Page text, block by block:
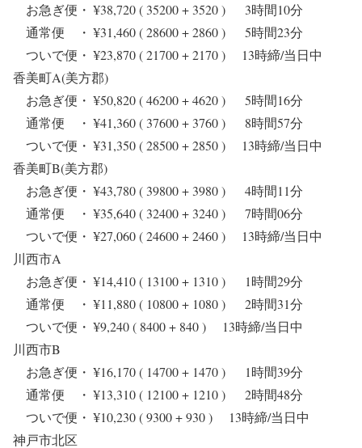
お急ぎ便・ ¥38,720 ( 35200 + 3520 ) 3時間10分
通常便 ・ ¥31,460 ( 28600 + 2860 ) 5時間23分
ついで便・ ¥23,870 ( 21700 + 2170 ) 13時締/当日中
香美町A(美方郡)
お急ぎ便・ ¥50,820 ( 46200 + 4620 ) 5時間16分
通常便 ・ ¥41,360 ( 37600 + 3760 ) 8時間57分
ついで便・ ¥31,350 ( 28500 + 2850 ) 13時締/当日中
香美町B(美方郡)
お急ぎ便・ ¥43,780 ( 39800 + 3980 ) 4時間11分
通常便 ・ ¥35,640 ( 32400 + 3240 ) 7時間06分
ついで便・ ¥27,060 ( 24600 + 2460 ) 13時締/当日中
川西市A
お急ぎ便・ ¥14,410 ( 13100 + 1310 ) 1時間29分
通常便 ・ ¥11,880 ( 10800 + 1080 ) 2時間31分
ついで便・ ¥9,240 ( 8400 + 840 ) 13時締/当日中
川西市B
お急ぎ便・ ¥16,170 ( 14700 + 1470 ) 1時間39分
通常便 ・ ¥13,310 ( 12100 + 1210 ) 2時間48分
ついで便・ ¥10,230 ( 9300 + 930 ) 13時締/当日中
神戸市北区